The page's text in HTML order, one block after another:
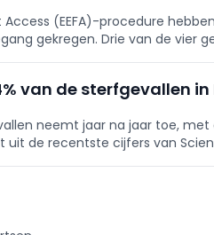
Access (EEFA)-procedure
gekregen. Drie van de vier
van de sterfgevallen in
neemt jaar na jaar toe, met
uit de recentste cijfers van